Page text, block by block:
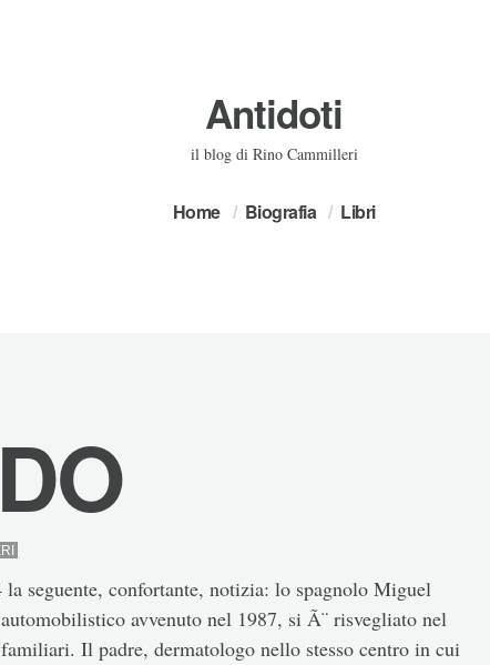
Antidoti
il blog di Rino Cammilleri
Home Biografia Libri
seguente, confortante, notizia: lo spagnolo Miguel
avvenuto nel 1987, si Ã¨ risvegliato nel
Il padre, dermatologo nello stesso centro in cui